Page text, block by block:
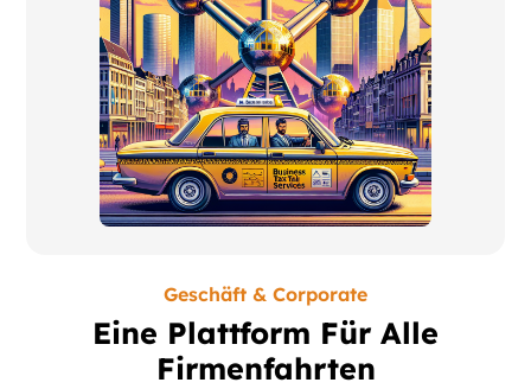
Geschäft & Corporate
Eine Plattform Für Alle
Firmenfahrten